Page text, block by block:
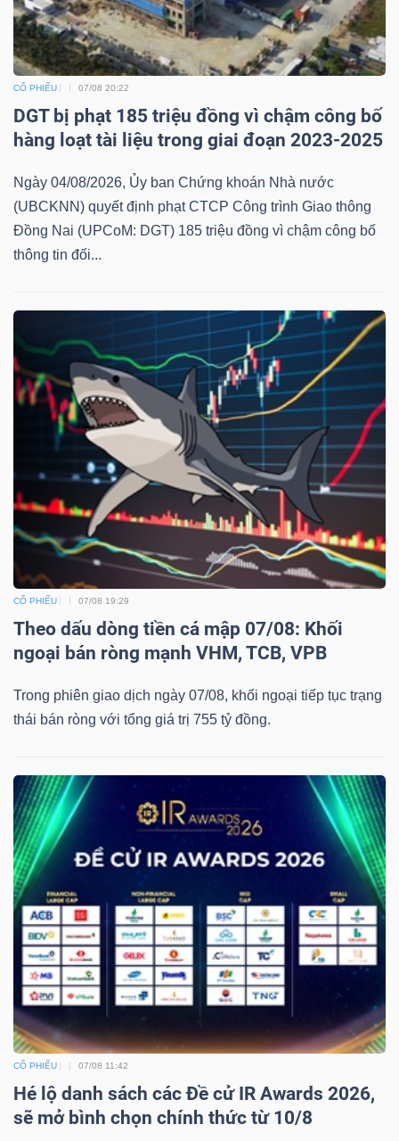
CỔ PHIẾU 07/08 20:22
DGT bị phạt 185 triệu đồng vì chậm công bố
hàng loạt tài liệu trong giai đoạn 2023-2025
Ngày 04/08/2026, Ủy ban Chứng khoán Nhà nước
(UBCKNN) quyết định phạt CTCP Công trình Giao thông
Đồng Nai (UPCoM: DGT) 185 triệu đồng vì chậm công bố
thông tin đối...
CỔ PHIẾU 07/08 19:29
Theo dấu dòng tiền cá mập 07/08: Khối
ngoại bán ròng mạnh VHM, TCB, VPB
Trong phiên giao dịch ngày 07/08, khối ngoại tiếp tục trạng
thái bán ròng với tổng giá trị 755 tỷ đồng.
CỔ PHIẾU 07/08 11:42
Hé lộ danh sách các Đề cử IR Awards 2026,
sẽ mở bình chọn chính thức từ 10/8